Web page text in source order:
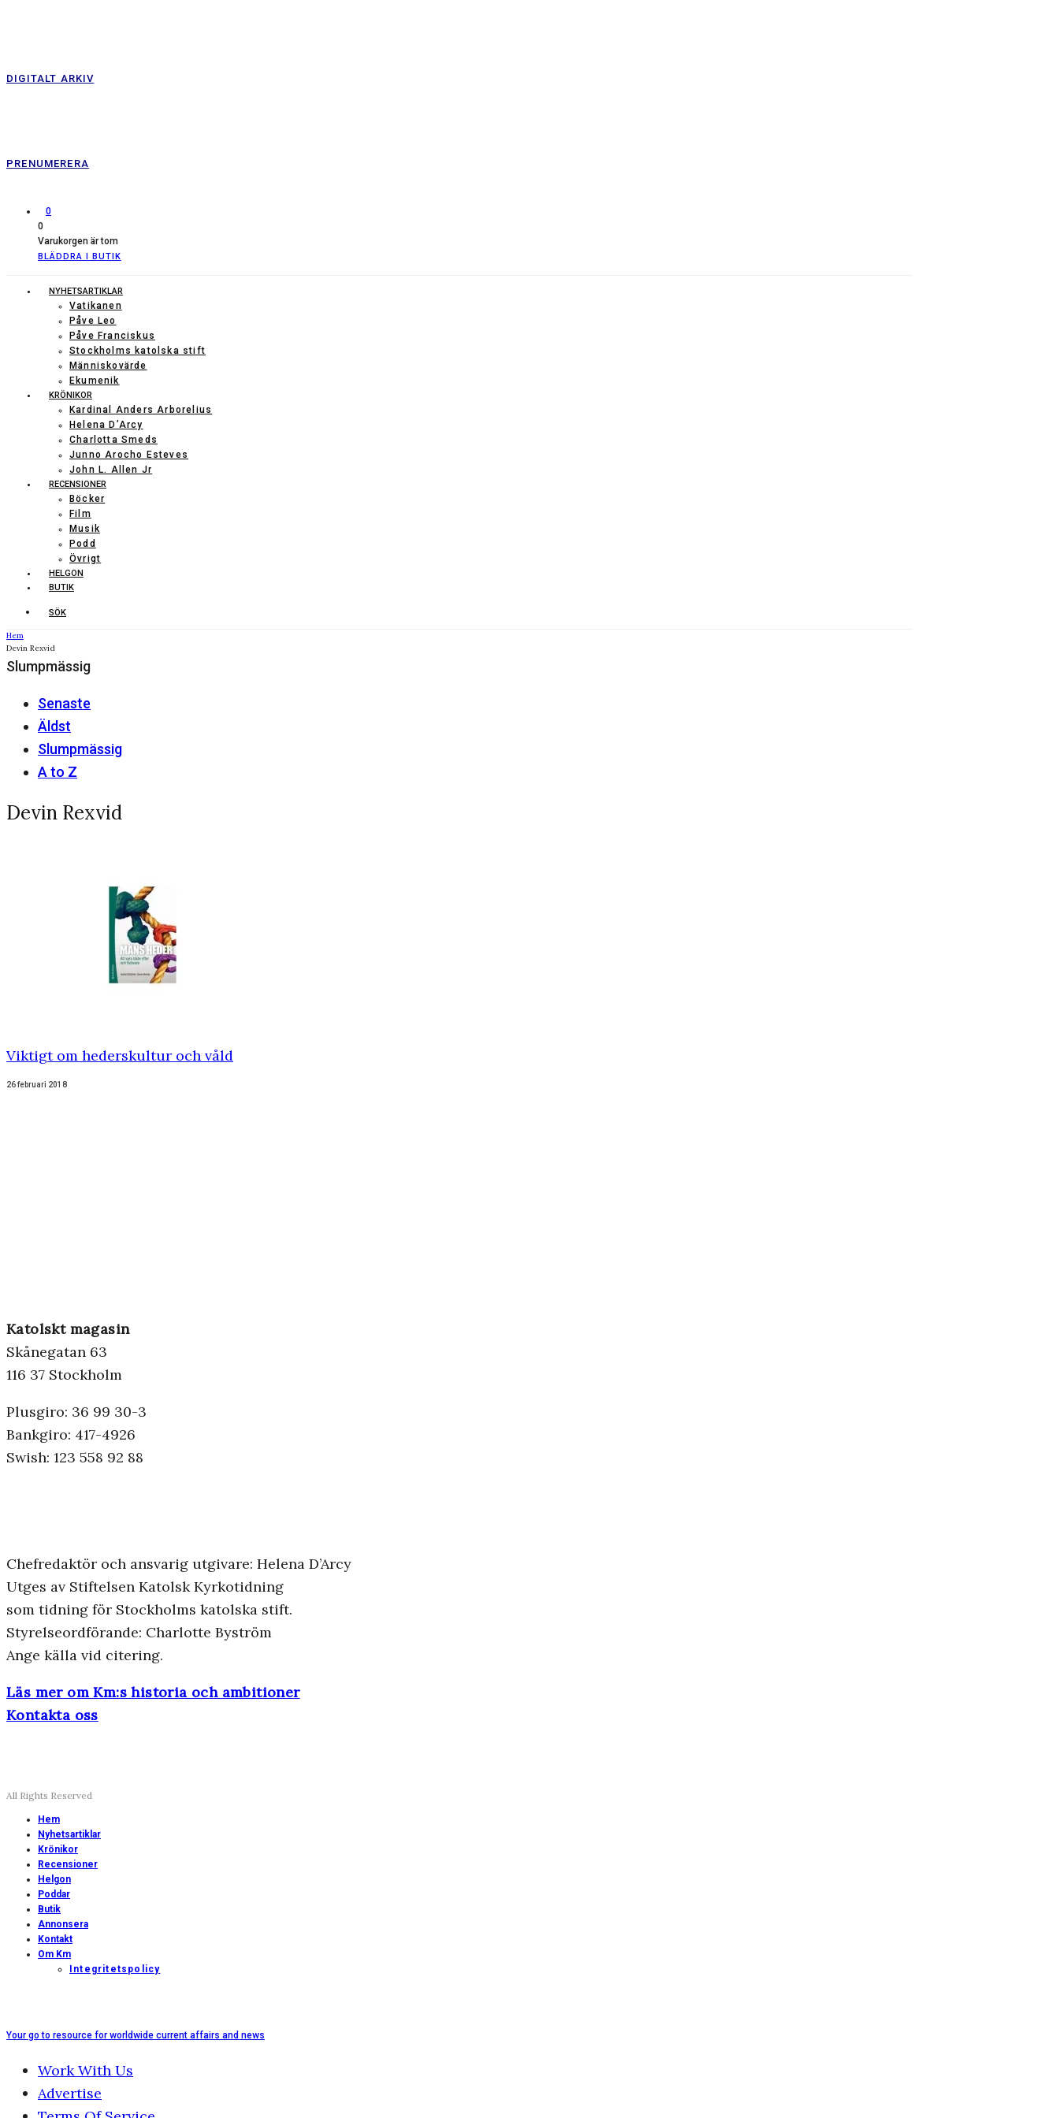
DIGITALT ARKIV
PRENUMERERA
0
0
Varukorgen är tom
BLÄDDRA I BUTIK
NYHETSARTIKLAR
Vatikanen
Påve Leo
Påve Franciskus
Stockholms katolska stift
Människovärde
Ekumenik
KRÖNIKOR
Kardinal Anders Arborelius
Helena D’Arcy
Charlotta Smeds
Junno Arocho Esteves
John L. Allen Jr
RECENSIONER
Böcker
Film
Musik
Podd
Övrigt
HELGON
BUTIK
SÖK
Hem
Devin Rexvid
Slumpmässig
Senaste
Äldst
Slumpmässig
A to Z
Devin Rexvid
Viktigt om hederskultur och våld
26 februari 2018
Katolskt magasin
Skånegatan 63
116 37 Stockholm
Plusgiro: 36 99 30-3
Bankgiro: 417-4926
Swish: 123 558 92 88
Chefredaktör och ansvarig utgivare: Helena D’Arcy
Utges av Stiftelsen Katolsk Kyrkotidning
som tidning för Stockholms katolska stift.
Styrelseordförande: Charlotte Byström
Ange källa vid citering.
Läs mer om Km:s historia och ambitioner
Kontakta oss
All Rights Reserved
Hem
Nyhetsartiklar
Krönikor
Recensioner
Helgon
Poddar
Butik
Annonsera
Kontakt
Om Km
Integritetspolicy
Your go to resource for worldwide current affairs and news
Work With Us
Advertise